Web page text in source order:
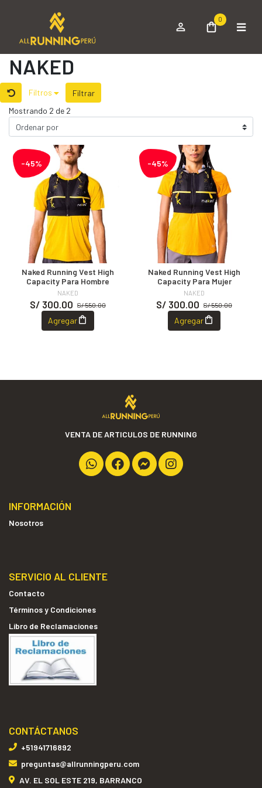
0
NAKED
Filtros
Filtrar
Mostrando 2 de 2
-45%
Naked Running Vest High
Capacity Para Hombre
NAKED
S/ 550.00
S/ 300.00
Agregar
-45%
Naked Running Vest High
Capacity Para Mujer
NAKED
S/ 550.00
S/ 300.00
Agregar
VENTA DE ARTICULOS DE RUNNING
INFORMACIÓN
Nosotros
SERVICIO AL CLIENTE
Contacto
Términos y Condiciones
Libro de Reclamaciones
CONTÁCTANOS
+51941716892
preguntas@allrunningperu.com
AV. EL SOL ESTE 219, BARRANCO